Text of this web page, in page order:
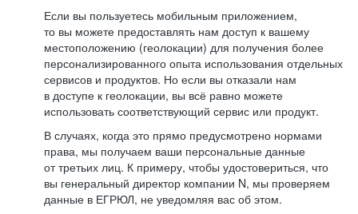
Если вы пользуетесь мобильным приложением,
то вы можете предоставлять нам доступ к вашему
местоположению (геолокации) для получения более
персонализированного опыта использования отдельных
сервисов и продуктов. Но если вы отказали нам
в доступе к геолокации, вы всё равно можете
использовать соответствующий сервис или продукт.
В случаях, когда это прямо предусмотрено нормами
права, мы получаем ваши персональные данные
от третьих лиц. К примеру, чтобы удостовериться, что
вы генеральный директор компании N, мы проверяем
данные в ЕГРЮЛ, не уведомляя вас об этом.